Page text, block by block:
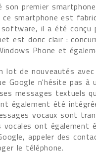
son premier
ce smartphone est
il a été conçu
est donc clair :
Phone et
lot de nouveautés
Google n'hésite pas
messages textuels
également été
vocaux sont
vocales ont
appeler des
le téléphone.